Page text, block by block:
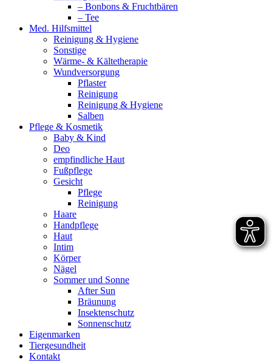
– Bonbons & Fruchtbären
– Tee
Med. Hilfsmittel
Reinigung & Hygiene
Sonstige
Wärme- & Kältetherapie
Wundversorgung
Pflaster
Reinigung
Reinigung & Hygiene
Salben
Pflege & Kosmetik
Baby & Kind
Deo
empfindliche Haut
Fußpflege
Gesicht
Pflege
Reinigung
Haare
Handpflege
Haut
Intim
Körper
Nägel
Sommer und Sonne
After Sun
Bräunung
Insektenschutz
Sonnenschutz
Eigenmarken
Tiergesundheit
Kontakt